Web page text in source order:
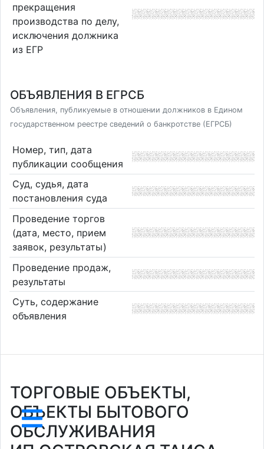
прекращения
производства по делу,
исключения должника
из ЕГР
ОБЪЯВЛЕНИЯ В ЕГРСБ
Объявления, публикуемые в отношении должников в Едином
государственном реестре сведений о банкротстве (ЕГРСБ)
Номер, тип, дата
публикации сообщения
Суд, судья, дата
постановления суда
Проведение торгов
(дата, место, прием
заявок, результаты)
Проведение продаж,
результаты
Суть, содержание
объявления
ТОРГОВЫЕ ОБЪЕКТЫ,
ОБЪЕКТЫ БЫТОВОГО
ОБСЛУЖИВАНИЯ